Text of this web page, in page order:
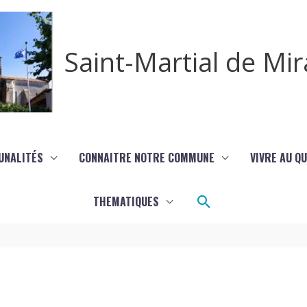
Saint-Martial de
CONNAITRE NOTRE COMMUNE VIVRE AU
THEMATIQUES Rechercher